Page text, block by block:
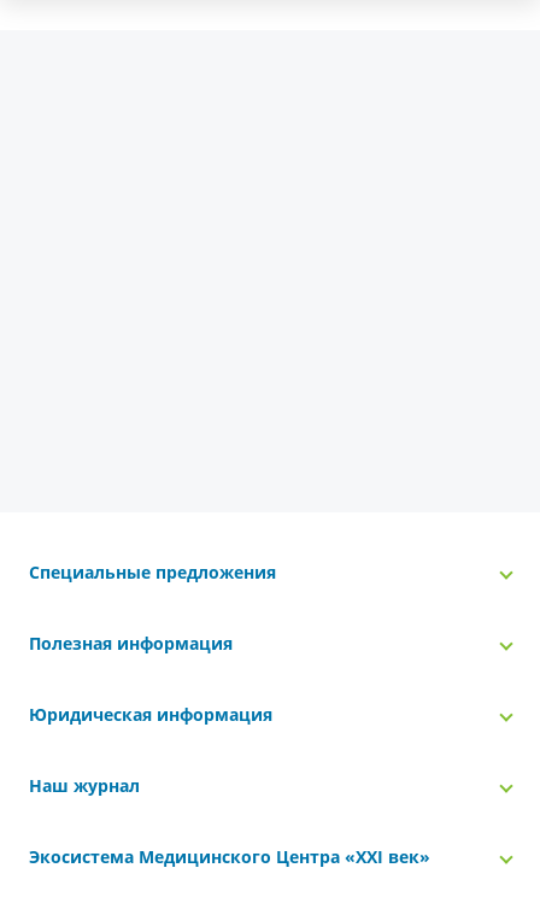
Специальные предложения
Полезная информация
Юридическая информация
Наш журнал
Экосистема Медицинского Центра «‎XXI век»